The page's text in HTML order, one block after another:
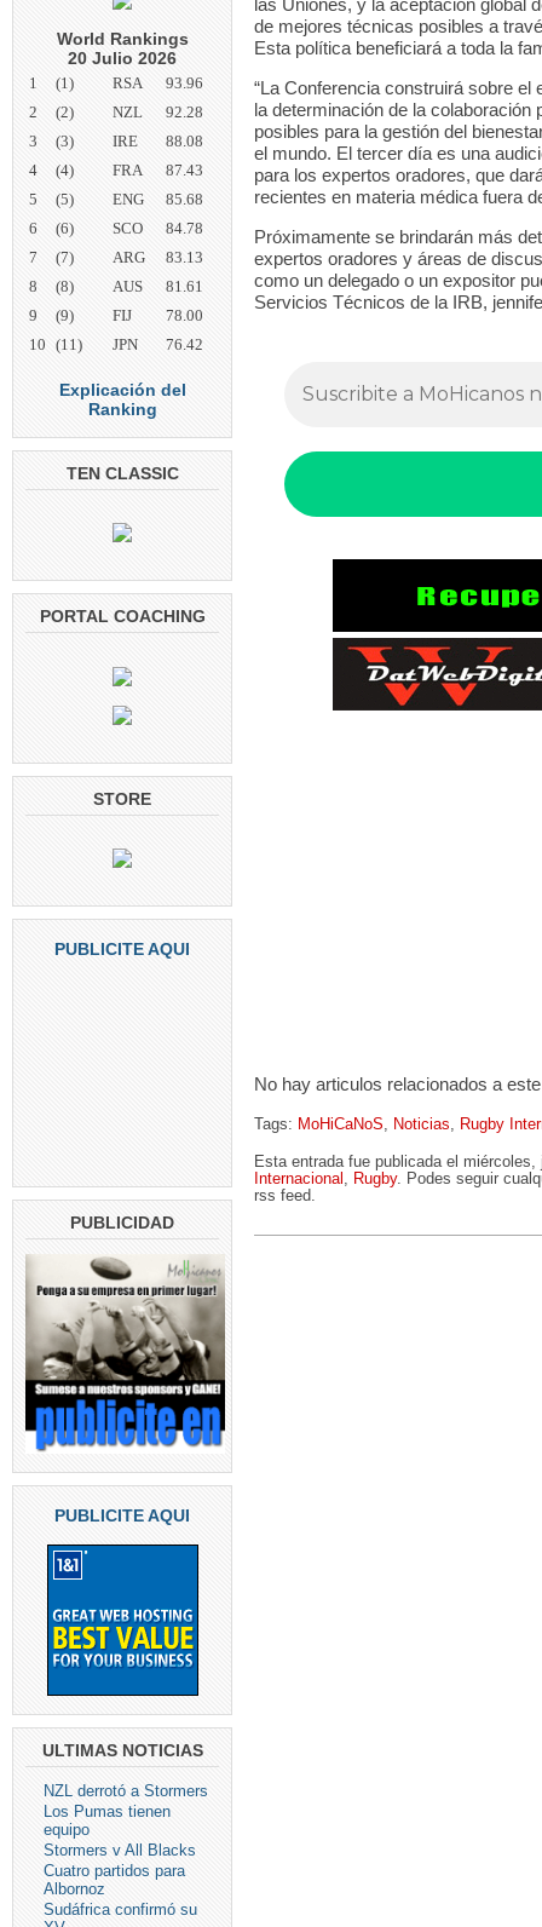
World Rankings
20 Julio 2026
1 (1) RSA
93.96
2
(2) NZL
92.28
3
(3) IRE
88.08
4
(4) FRA
87.43
5
(5) ENG
85.68
6
(6) SCO
84.78
7
(7) ARG
83.13
8
(8) AUS
81.61
9
(9) FIJ
78.00
10 (11) JPN 76.42
Explicación del
Ranking
TEN CLASSIC
PORTAL COACHING
STORE
PUBLICITE AQUI
PUBLICIDAD
PUBLICITE AQUI
ULTIMAS NOTICIAS
NZL derrotó a Stormers
Los Pumas tienen
equipo
Stormers v All Blacks
Cuatro partidos para
Albornoz
Sudáfrica confirmó su
las Uniones, y la aceptación global
de mejores técnicas posibles a
Esta política beneficiará a toda la
“La Conferencia construirá sobre
la determinación de la
posibles para la gestión del
el mundo. El tercer día es una
para los expertos oradores, que
recientes en materia médica fuera
Próximamente se brindarán más
expertos oradores y áreas de
como un delegado o un expositor
Servicios Técnicos de la IRB,
No hay articulos relacionados a
Tags: MoHiCaNoS, Noticias, Rugby
Esta entrada fue publicada el
Internacional , Rugby. Podes seguir
rss feed.